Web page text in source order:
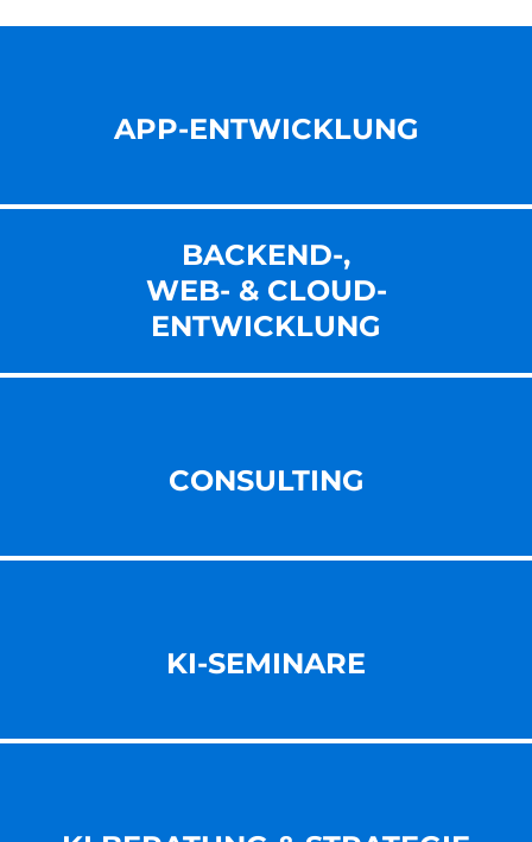
APP-ENTWICKLUNG
BACKEND-,
WEB- & CLOUD-
ENT­WICKLUNG
CONSULTING
KI-SEMINARE